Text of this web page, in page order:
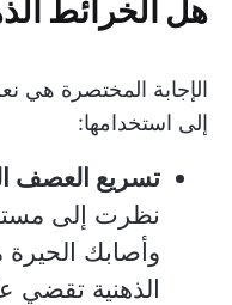
هل الخرائط
الإجابة المختصرة هي
إلى استخدامها:
تسريع العصف
وأصابك الحيرة
الذهنية تقضي